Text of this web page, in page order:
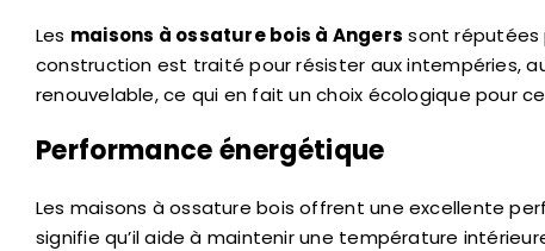
Les maisons à ossature bois à Angers sont réputées
construction est traité pour résister aux intempéries,
renouvelable, ce qui en fait un choix écologique pour
Performance énergétique
Les maisons à ossature bois offrent une excellente
signifie qu’il aide à maintenir une température